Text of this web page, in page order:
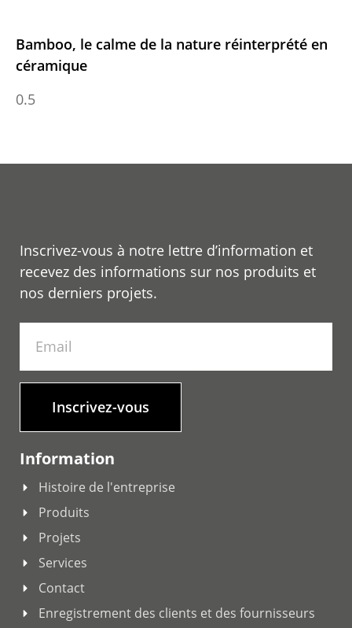
Bamboo, le calme de la nature réinterprété en
céramique
Inscrivez-vous à notre lettre d’information et
recevez des informations sur nos produits et
nos derniers projets.
Inscrivez-vous
Information
Histoire de l'entreprise
Produits
Projets
Services
Contact
Enregistrement des clients et des fournisseurs